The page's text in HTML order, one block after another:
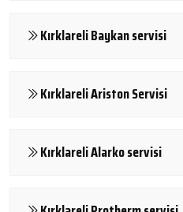
Kırklareli Baykan servisi
Kırklareli Ariston Servisi
Kırklareli Alarko servisi